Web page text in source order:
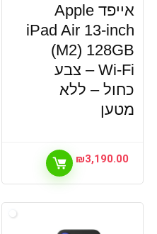
אייפד Apple
iPad Air 13-inch
(M2) 128GB
Wi-Fi – צבע
כחול – ללא
מטען
₪3,190.00